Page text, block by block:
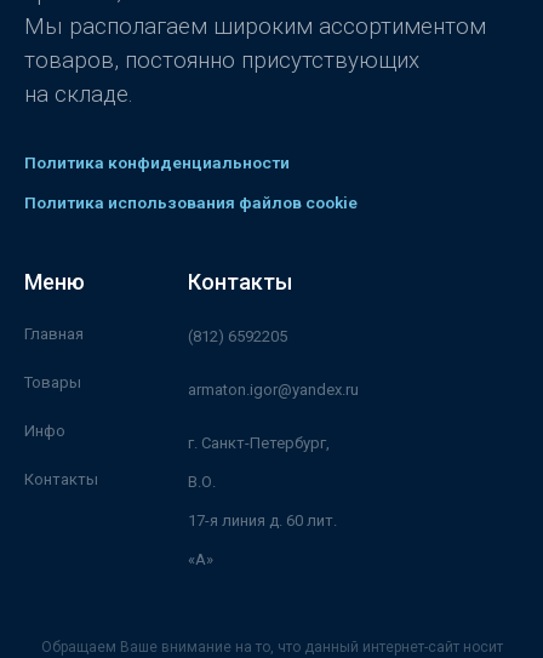
Мы располагаем широким ассортиментом
товаров, постоянно присутствующих
на складе.
Политика конфиденциальности
Политика использования файлов cookie
Меню
Главная
Товары
Инфо
Контакты
Контакты
(812) 6592205
armaton.igor@yandex.ru
г. Санкт-Петербург,
В.О.
17-я линия д. 60 лит.
«А»
Обращаем Ваше внимание на то, что данный интернет-сайт носит